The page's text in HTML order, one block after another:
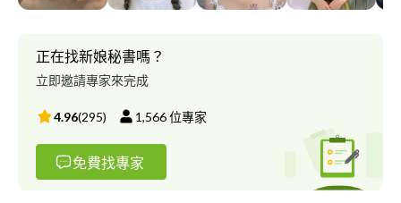
1YjWaZFFl2IfQyFfweGSeTSiAWY/view?usp=drivesdk Vogue 社
文、夏曼娣、Julia) 17live 1月刊 雜誌梳化 (直播主淇淇） Daniel
Wong 愛丁堡狂想曲 fashionshow 後台彩妝師 Daniel Wong 綻放
fashionshow 後台彩妝師 Daniel Wong 淬煉fashionshow 後台彩妝
師 Daniel Wong 淬煉fashionshow 形象照拍攝彩妝師 2018統一阪
急愛sharing fashionshow後台彩妝師 2019統一阪急愛sharing
fashionshow後台彩妝師 2019 AFA fashionshow 後台造型師啊
3o’clock 內褲形象照彩妝師 蔡佩軒 樂團新勢力 藝人梳化 蔡佩軒
2019全球運動會 藝人梳化 唐從聖、賈桂琳阿龜 vlog 藝人梳化
正在找新娘秘書嗎？
立即邀請專家來完成
4.96(295) 1,566位專家
免費找專家